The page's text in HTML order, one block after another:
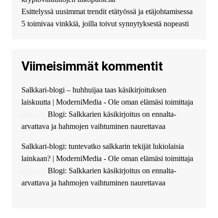
финансирование в долг без
избыточных вопросов и
документов? Тогда обратитесь
guest_4889 :Cmon Suomi 👏
The Admin: High five! You’ve
successfully installed Simple
Ajax Chat.
Esittelyssä uusimmat trendit etätyössä ja etäjohtamisessa
5 toimivaa vinkkiä, joilla toivut synnytyksestä nopeasti
Viimeisimmät kommentit
Salkkari-blogi – huhhuijaa taas käsikirjoituksen
laiskuutta | ModerniMedia - Ole oman elämäsi toimittaja
Blogi: Salkkarien käsikirjoitus on ennalta-
arvattava ja hahmojen vaihtuminen naurettavaa
Salkkari-blogi: tuntevatko salkkarin tekijät lukiolaisia
lainkaan? | ModerniMedia - Ole oman elämäsi toimittaja
Blogi: Salkkarien käsikirjoitus on ennalta-
arvattava ja hahmojen vaihtuminen naurettavaa